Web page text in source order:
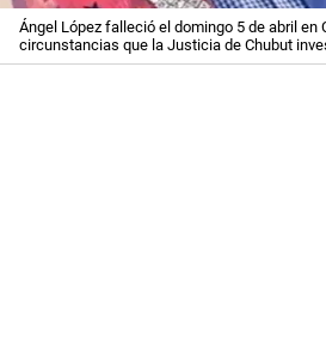
Ángel López falleció el domingo 5 de abril en
circunstancias que la Justicia de Chubut